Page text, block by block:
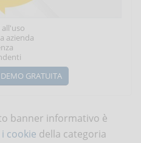
azienda
GRATUITA
banner informativo è
cookie della categoria